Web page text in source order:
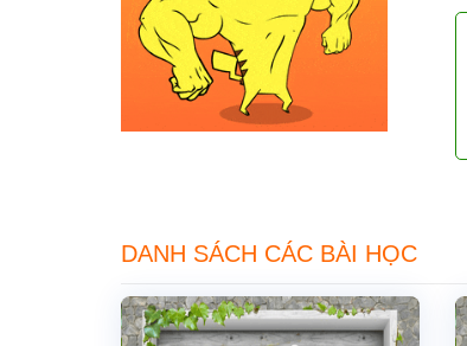
DANH SÁCH CÁC BÀI HỌC